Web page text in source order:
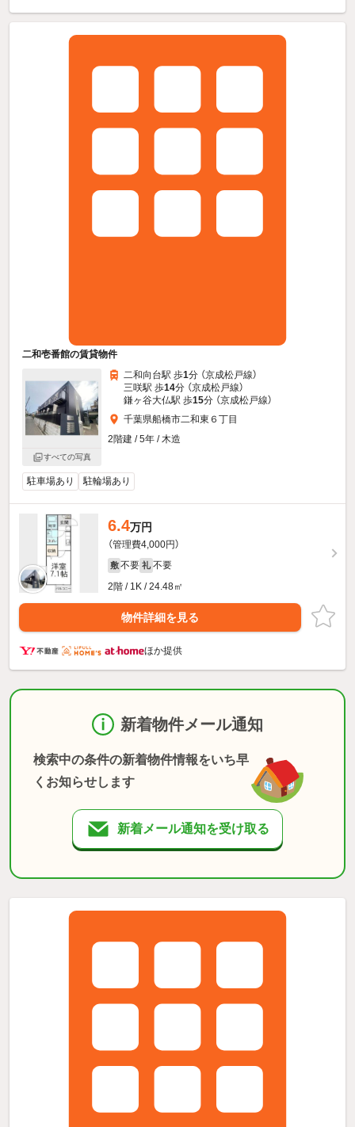
二和壱番館の賃貸物件
すべての写真
二和向台駅 歩1分 （京成松戸線）
三咲駅 歩14分 （京成松戸線）
鎌ヶ谷大仏駅 歩15分 （京成松戸線）
千葉県船橋市二和東６丁目
2階建 / 5年 / 木造
駐車場あり 駐輪場あり
6.4万円
（管理費4,000円）
敷 不要 礼 不要
2階 / 1K / 24.48㎡
物件詳細を見る
ほか提供
新着物件メール通知
検索中の条件の新着物件情報をいち早
くお知らせします
新着メール通知を受け取る